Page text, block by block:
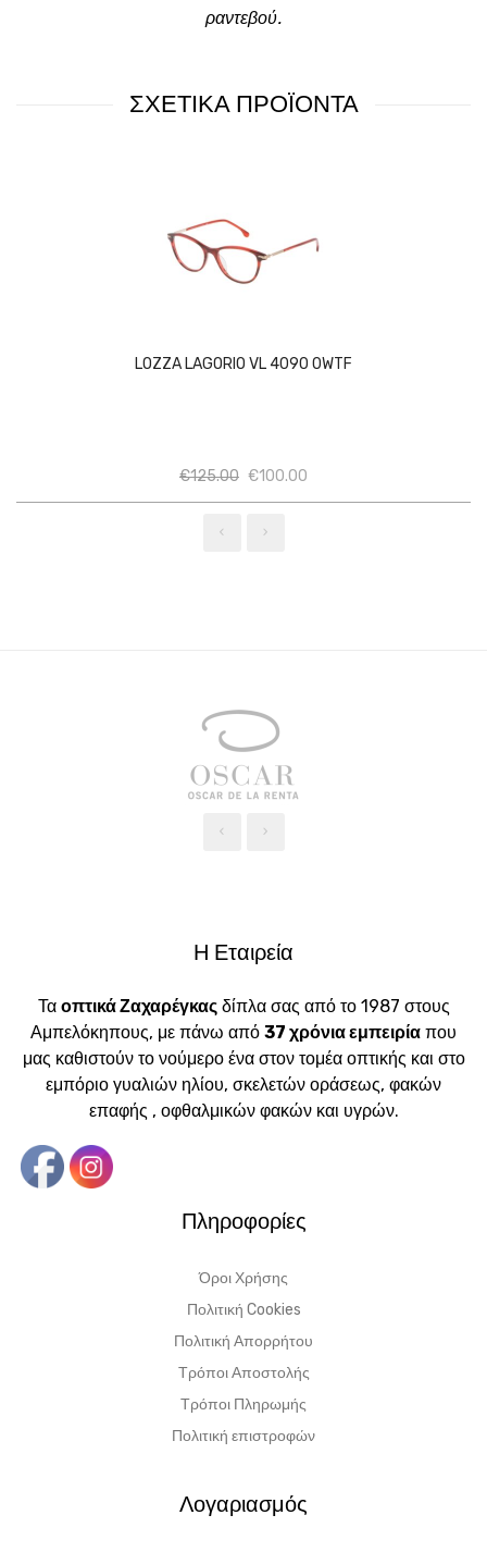
ραντεβού.
ΣΧΕΤΙΚΑ ΠΡΟΪΟΝΤΑ
LOZZA LAGORIO VL 4090 0WTF
€125.00 Ποσότητα
€100.00
Η Εταιρεία
Τα οπτικά Ζαχαρέγκαςδίπλα σας από το 1987 στους
Αμπελόκηπους, με πάνω από 37 χρόνια εμπειρία που
μας καθιστούν το νούμερο ένα στον τομέα οπτικής και στο
εμπόριο γυαλιών ηλίου, σκελετών οράσεως, φακών
επαφής , οφθαλμικών φακών και υγρών.
Πληροφορίες
Όροι Χρήσης
Πολιτική Cookies
Πολιτική Απορρήτου
Τρόποι Αποστολής
Τρόποι Πληρωμής
Πολιτική επιστροφών
Λογαριασμός